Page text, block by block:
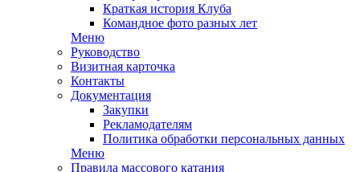
Краткая история Клуба
Командное фото разных лет
Меню
Руководство
Визитная карточка
Контакты
Документация
Закупки
Рекламодателям
Политика обработки персональных данных
Меню
Правила массового катания